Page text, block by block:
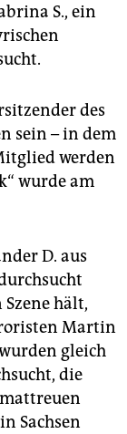
S., ein
des
sein – in dem
werden
wurde am
D. aus
hält,
Martin
gleich
die
Sachsen